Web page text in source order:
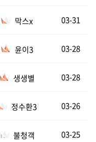
막스x 03-31
윤이3 03-28
생생별 03-28
정수환3 03-26
불청객 03-25